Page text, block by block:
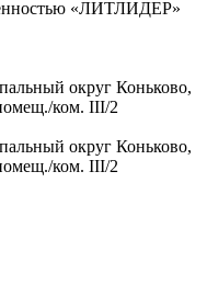
«ЛИТЛИДЕР»
округ Коньково,
ком. III/2
округ Коньково,
ком. III/2